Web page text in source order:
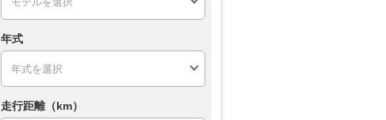
年式
走行距離（km）